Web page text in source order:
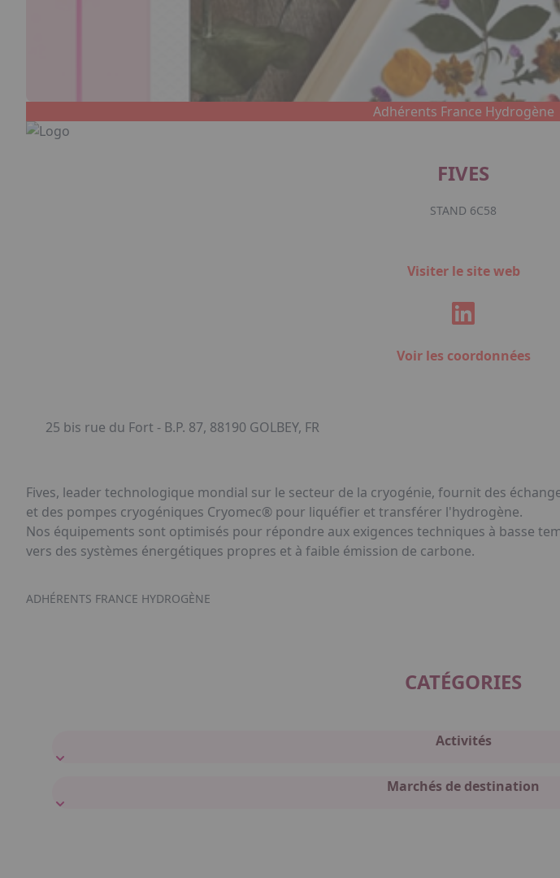
Adhérents France Hydrogène
FIVES
STAND 6C58
Visiter le site web
Voir les coordonnées
25 bis rue du Fort - B.P. 87, 88190 GOLBEY, FR
Fives, leader technologique mondial sur le secteur de la cryogénie, fournit des
et des pompes cryogéniques Cryomec® pour liquéfier et transférer l'hydrogène.
Nos équipements sont optimisés pour répondre aux exigences techniques à basse
vers des systèmes énergétiques propres et à faible émission de carbone.
ADHÉRENTS FRANCE HYDROGÈNE
CATÉGORIES
Activités
Marchés de destination